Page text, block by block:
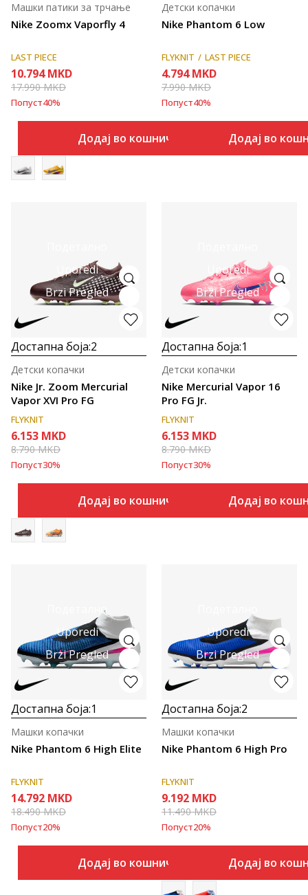
Nike Zoomx Vaporfly 4
Машки патики за трчање
LAST PIECE
10.794 MKD
17.990MKD
Попуст40%
Додај во кошничка
Nike Phantom 6 Low
Детски копачки
FLYKNIT LAST PIECE
4.794 MKD
7.990MKD
Попуст40%
Додај во
Uporedi
Brzi Pregled
Достапна боја:2
Nike Jr. Zoom Mercurial
Vapor XVI Pro FG
Детски копачки
FLYKNIT
6.153 MKD
8.790MKD
Попуст30%
Додај во кошничка
Uporedi
Brzi Pregled
Достапна боја:1
Nike Mercurial Vapor 16
Pro FG Jr.
Детски копачки
FLYKNIT
6.153 MKD
8.790MKD
Попуст30%
Додај во
Подетално
Uporedi
Brzi Pregled
Достапна боја:1
Nike Phantom 6 High Elite
Машки копачки
FLYKNIT
14.792 MKD
18.490MKD
Попуст20%
Додај во кошничка
Uporedi
Brzi Pregled
Достапна боја:2
Nike Phantom 6 High Pro
Машки копачки
FLYKNIT
9.192 MKD
11.490MKD
Попуст20%
Додај во